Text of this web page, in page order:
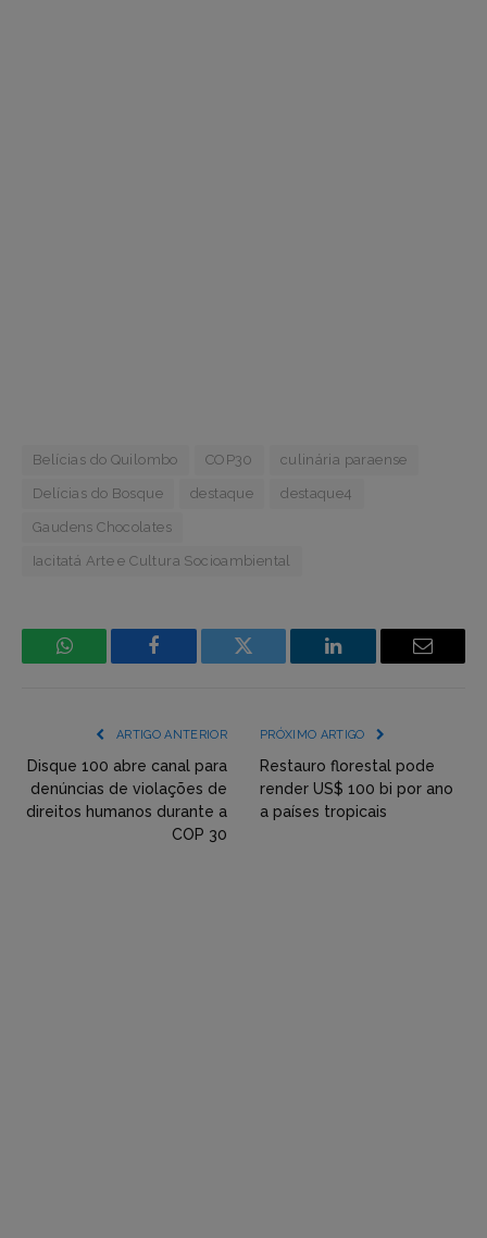
Belícias do Quilombo COP30 culinária paraense
Delícias do Bosque destaque destaque4
Gaudens Chocolates
Iacitatá Arte e Cultura Socioambiental
WhatsApp Facebook
Incorpore
(YouTube,
Twitter,
LinkedIn Email
ARTIGO ANTERIOR
Disque 100 abre canal para
denúncias de violações de
direitos humanos durante a
COP 30
PRÓXIMO ARTIGO
Restauro florestal pode
render US$ 100 bi por ano
a países tropicais